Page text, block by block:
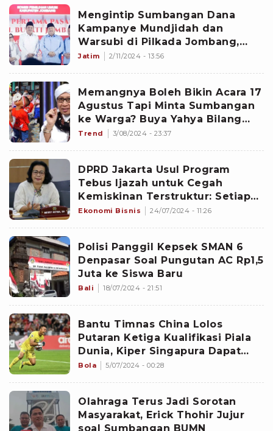
Mengintip Sumbangan Dana
Kampanye Mundjidah dan
Warsubi di Pilkada Jombang,
Siapa yang Lebih Siap
Jatim 2/11/2024 - 13:56
Memangnya Boleh Bikin Acara 17
Agustus Tapi Minta Sumbangan
ke Warga? Buya Yahya Bilang
Kalau Tidak Boleh Mengambil
Trend 3/08/2024 - 23:37
DPRD Jakarta Usul Program
Tebus Ijazah untuk Cegah
Kemiskinan Terstruktur: Setiap
Tahun Harus Ada Anggarannya
Ekonomi Bisnis 24/07/2024 - 11:26
Polisi Panggil Kepsek SMAN 6
Denpasar Soal Pungutan AC Rp1,5
Juta ke Siswa Baru
Bali 18/07/2024 - 21:51
Bantu Timnas China Lolos
Putaran Ketiga Kualifikasi Piala
Dunia, Kiper Singapura Dapat
Uang Miliaran, Tak Disangka...
Bola 5/07/2024 - 00:28
Olahraga Terus Jadi Sorotan
Masyarakat, Erick Thohir Jujur
soal Sumbangan BUMN